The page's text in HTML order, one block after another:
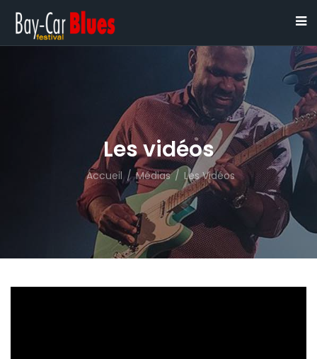
Les vidéos
Accueil / Médias / Les Vidéos